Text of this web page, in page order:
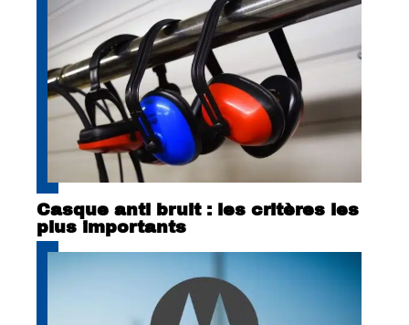
Casque anti bruit : les critères les
plus importants